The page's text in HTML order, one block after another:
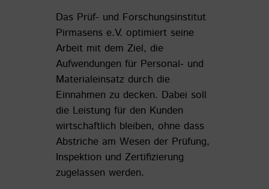
Das Prüf- und Forschungsinstitut
Pirmasens e.V. optimiert seine
Arbeit mit dem Ziel, die
Aufwendungen für Personal‐ und
Materialeinsatz durch die
Einnahmen zu decken. Dabei soll
die Leistung für den Kunden
wirtschaftlich bleiben, ohne dass
Abstriche am Wesen der Prüfung,
Inspektion und Zertifizierung
zugelassen werden.